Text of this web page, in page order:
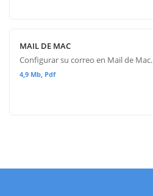
MAIL DE MAC
Configurar su correo en Mail de Mac.
4,9 Mb, Pdf